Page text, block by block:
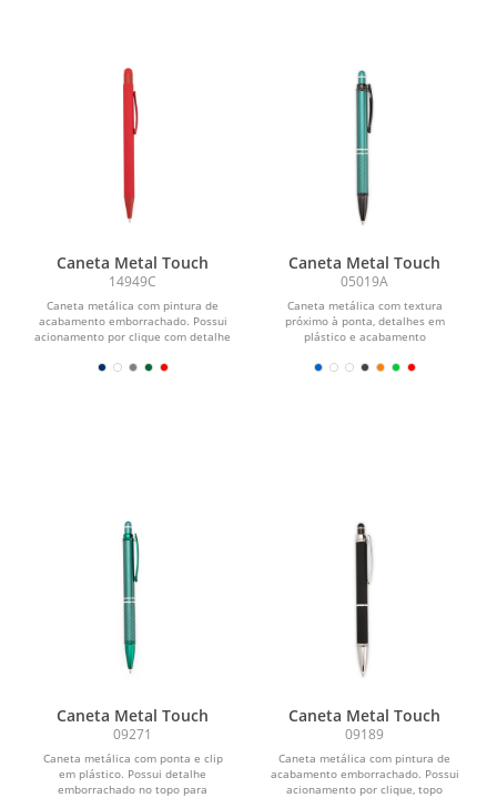
Caneta Metal Touch
14949C
Caneta metálica com pintura de
acabamento emborrachado. Possui
acionamento por clique com detalhe
Caneta Metal Touch
05019A
Caneta metálica com textura
próximo à ponta, detalhes em
plástico e acabamento
em...
Caneta Metal Touch
09271
Caneta metálica com ponta e clip
em plástico. Possui detalhe
emborrachado no topo para
Caneta Metal Touch
09189
Caneta metálica com pintura de
acabamento emborrachado. Possui
acionamento por clique, topo